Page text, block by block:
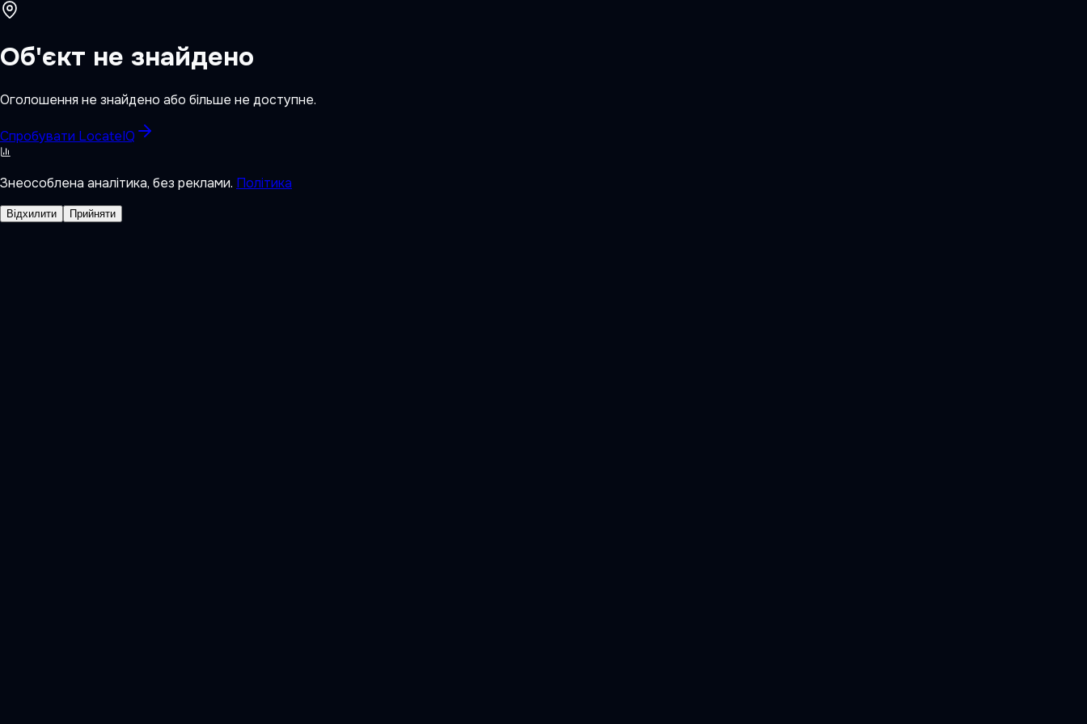
Об'єкт не знайдено
Оголошення не знайдено або більше не доступне.
Спробувати LocateIQ
Знеособлена аналітика, без реклами. Політика
Відхилити Прийняти